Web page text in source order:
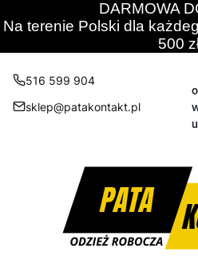
DARMOWA
Na terenie Polski dla
500
516 599 904
sklep@patakontakt.pl